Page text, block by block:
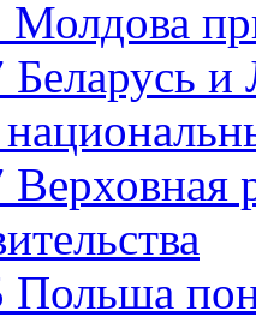
Молдова
Беларусь
Верховная
Польша